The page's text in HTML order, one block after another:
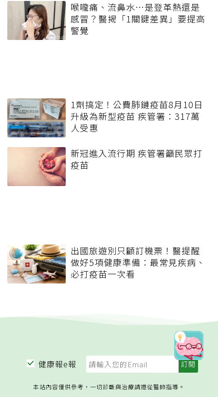
喉嚨痛、流鼻水⋯是登革熱還是
感冒？醫揭「1關鍵差異」要提高
警覺
1劑搞定！公費肺鏈疫苗8月10日
升級為新型疫苗 疾管署：317萬
人受惠
新冠進入流行期 疾管署籲民眾打
疫苗
出國旅遊別只顧訂機票！醫提醒
做好5項健康準備：最常見疾病、
必打疫苗一次看
健康報e報
本站內容僅供參考，一切診斷與治療請遵從醫師指導。